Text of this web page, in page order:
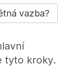
vazba?
tyto kroky.